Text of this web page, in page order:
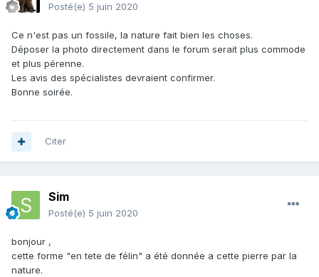
Posté(e) 5 juin 2020
Ce n'est pas un fossile, la nature fait bien les choses.
Déposer la photo directement dans le forum serait plus commode
et plus pérenne.
Les avis des spécialistes devraient confirmer.
Bonne soirée.
Citer
Sim
Posté(e) 5 juin 2020
bonjour ,
cette forme "en tete de félin" a été donnée a cette pierre par la
nature.